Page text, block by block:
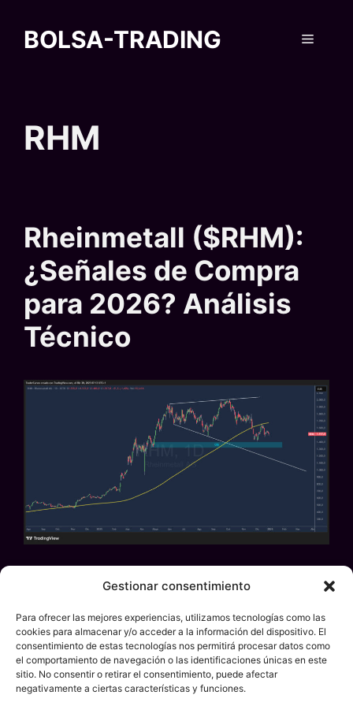
Gestionar consentimiento
Para ofrecer las mejores experiencias, utilizamos tecnologías como las
cookies para almacenar y/o acceder a la información del dispositivo. El
consentimiento de estas tecnologías nos permitirá procesar datos como
el comportamiento de navegación o las identificaciones únicas en este
sitio. No consentir o retirar el consentimiento, puede afectar
negativamente a ciertas características y funciones.
contenido
BOLSA-TRADING Menú
RHM
Rheinmetall ($RHM):
¿Señales de Compra
para 2026? Análisis
Técnico
La acción del gigante de defensa alemán se
arranque de año. Tras corregir con fuerza
desde sus máximos históricos (2.008€ en
octubre) hasta tocar suelo en los 1.410€, ahora
cotiza en el entorno de los 1.520€, intentando